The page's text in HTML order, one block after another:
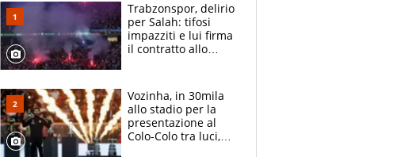
Trabzonspor, delirio
per Salah: tifosi
impazziti e lui firma
il contratto allo
Vozinha, in 30mila
allo stadio per la
presentazione al
Colo-Colo tra luci,